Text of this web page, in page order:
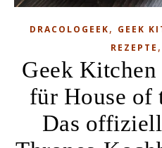
DRACOLOGEEK, GEEK
REZEPTE ,
Geek Kitchen
für House of
Das